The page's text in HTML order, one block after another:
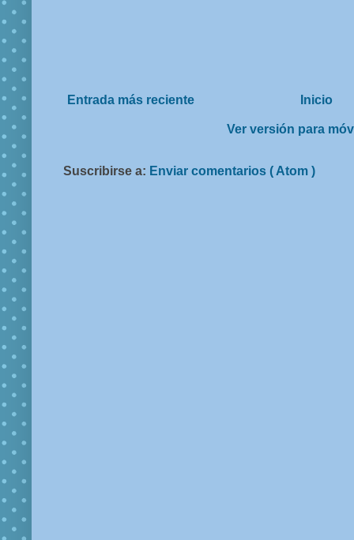
Entrada más reciente Inicio
Ver versión para
Suscribirse a: Enviar comentarios ( Atom )